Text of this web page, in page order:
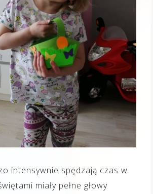
intensywnie spędzają czas w
miały pełne głowy